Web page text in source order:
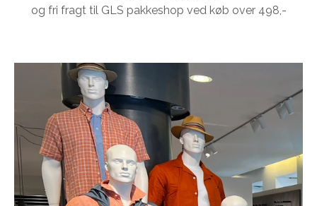
og fri fragt til GLS pakkeshop ved køb over 498,-